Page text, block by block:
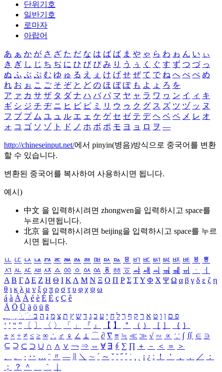
단위기호
일반기호
로마자
아랍어
あ ぁ か が さ ざ た だ な は ば ぱ ま や ゃ ら わ ゎ ん い ぃ
き ぎ し じ ち ぢ に ひ び ぴ み り う ぅ く ぐ す ず つ づ っ
ぬ ふ ぶ ぷ む ゆ ゅ る え ぇ け げ せ ぜ て で ね へ べ ぺ め
れ お ぉ こ ご そ ぞ と ど の ほ ぼ ぽ も よ ょ ろ を
ア ァ カ サ ザ タ ダ ナ ハ バ パ マ ヤ ャ ラ ワ ヮ ン イ ィ キ
ギ シ ジ チ ヂ ニ ヒ ビ ピ ミ リ ウ ゥ ク グ ス ズ ツ ヅ ッ ヌ
フ ブ プ ム ユ ュ ル エ ェ ケ ゲ セ ゼ テ デ ヘ ベ ペ メ レ オ
ォ コ ゴ ソ ゾ ト ド ノ ホ ボ ポ モ ヨ ョ ロ ヲ ―
http://chineseinput.net/에서 pinyin(병음)방식으로 중국어를 변환
할 수 있습니다.
변환된 중국어를 복사하여 사용하시면 됩니다.
예시)
中文 을 입력하시려면 zhongwen을 입력하시고 space를
누르시면됩니다.
北京 을 입력하시려면 beijing을 입력하시고 space를 누르
시면 됩니다.
ㅥ ㅦ ㅧ ㅨ ㅩ ㅪ ㅫ ㅬ ㅭ ㅮ ㅯ ㅰ ㅱ ㅲ ㅳ ㅴ ㅵ ㅶ ㅷ ㅸ
ㅹ
ㅺ ㅻ ㅼ ㅽ ㅾ ㅿ ㆀ ㆁ ㆂ ㆃ ㆄ ㆅ ㆆ ㆇ ㆈ ㆉ ㆊ ㆋ ㆌ ㆍ
ㆎ
Α Β ΓΔ Ε Ζ Η Θ Ι ΚΛ Μ Ν Ξ Ο Π Ρ Σ ΤΥ Φ Χ Ψ Ω α β γ δ ε ζ η
θ ι κ λ μ ν ξ ο π ρ σ τ υ φ χ ψ ω
á à Á À é è É È ç Ç ê
Ä Ö Ü ä ö ü ß
ִֶֹ ֻּ ׁׂ פ ם ן ו ט א ר ק ף ך ל ח י ע כ ג ד ש ץ ת צ מ נ ה ב
‘ ’ “ ” 〔 〕 〈 〉 「 」 『 』 【 】 ＂ （ ） ［ ］ ｛ ｝
± × ÷ ≠ ≤ ≥ ∞ ∴ ♂ ♀ ∠ ⊥ ⌒ ∂ ∇ ≡ ≒ ≪ ≫ √ ∽ ∝ ∵ ∫ ∬ ∈ ∋
⊆ ⊇ ⊂ ⊃ ∪ ∩ ∧ ∨ ￢ ⇒ ⇔ ∀ ∃ ∮ ∑ ∏ ＋ － ＜ ＝
＞
、
。 · ‥ … ¨ 〃 ― ＼ ∼ ´ ～ ˇ ˘ ˝ ˚ ˙ ¸ ¡ ¿ ː ！ ＇ ， ． ／
：
；
？ ＾ ｀